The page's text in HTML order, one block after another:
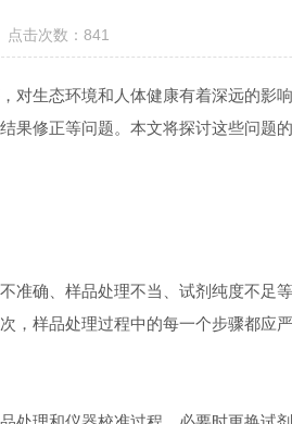
击次数：841
生态环境和人体健康有着深远的影
修正等问题。本文将探讨这些问题
确、样品处理不当、试剂纯度不足
样品处理过程中的每一个步骤都应